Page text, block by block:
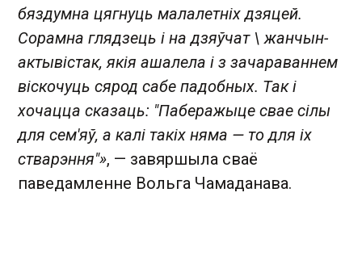
бяздумна цягнуць малалетніх дзяцей.
Сорамна глядзець і на дзяўчат \ жанчын-
актывістак, якія ашалела і з зачараваннем
віскочуць сярод сабе падобных. Так і
хочацца сказаць: "Паберажыце свае сілы
для сем'яў, а калі такіх няма — то для іх
стварэння"», — завяршыла сваё
паведамленне Вольга Чамаданава.